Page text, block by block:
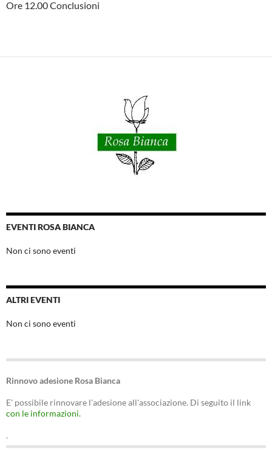
Ore 12.00 Conclusioni
EVENTI ROSA BIANCA
Non ci sono eventi
ALTRI EVENTI
Non ci sono eventi
Rinnovo adesione Rosa Bianca
E' possibile rinnovare l'adesione all'associazione. Di seguito il link
con le informazioni.
.